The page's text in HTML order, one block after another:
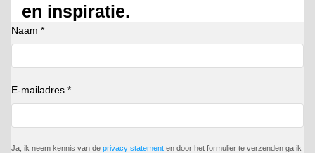
en inspiratie.
Naam *
E-mailadres *
Ja, ik neem kennis van de privacy statement en door het formulier te verzenden ga ik